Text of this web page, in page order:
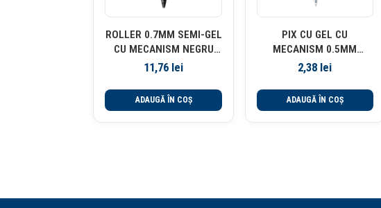
ROLLER 0.7MM SEMI-GEL
CU MECANISM NEGRU
QUICK-DRY BIC
11,76 lei
ADAUGĂ ÎN COȘ
PIX CU GEL CU
MECANISM 0.5MM
ALBASTRU INCHIS DELI
2,38 lei
ADAUGĂ ÎN COȘ